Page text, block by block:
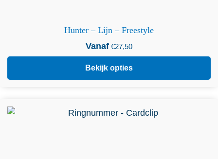
Hunter – Lijn – Freestyle
Vanaf €27,50
Bekijk opties